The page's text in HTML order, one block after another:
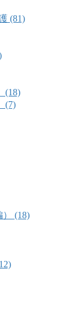
(81)
(18)
(7)
(18)